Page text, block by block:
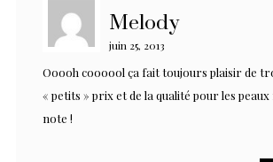
Melody
juin 25, 2013
Ooooh coooool ça fait toujours plaisir de
« petits » prix et de la qualité pour les peaux
note !